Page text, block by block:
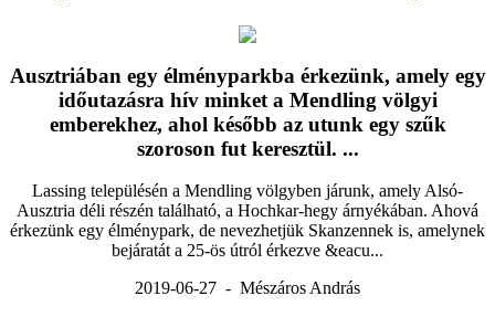
Ausztriában egy élményparkba érkezünk, amely egy
időutazásra hív minket a Mendling völgyi
emberekhez, ahol később az utunk egy szűk
szoroson fut keresztül. ...
Lassing településén a Mendling völgyben járunk, amely Alsó-
Ausztria déli részén található, a Hochkar-hegy árnyékában. Ahová
érkezünk egy élménypark, de nevezhetjük Skanzennek is, amelynek
bejáratát a 25-ös útról érkezve &eacu...
2019-06-27 - Mészáros András